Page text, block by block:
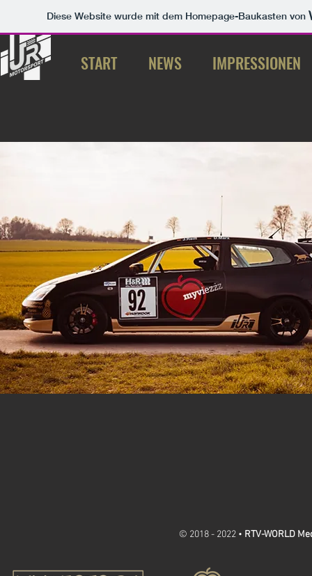
Diese Website wurde mit dem Homepage-Baukasten von
START NEWS IMPRESSIONEN
© 2018 - 2022 • RTV-WORLD